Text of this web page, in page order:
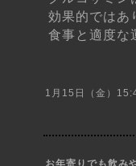
効果的ではあ
食事と適度
1月15日（金）
お年寄りでも飲み